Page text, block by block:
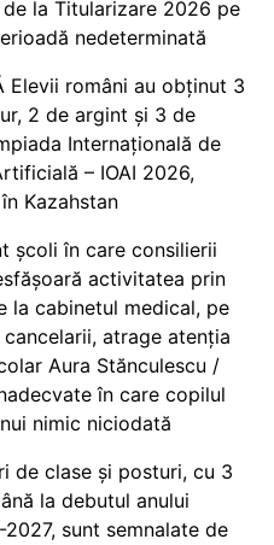
la Titularizare 2026 pe
nedeterminată
Elevii români au obținut 3
2 de argint și 3 de
Internațională de
– IOAI 2026,
Kazahstan
școli în care consilierii
activitatea prin
la cabinetul medical, pe
atrage atenția
Aura Stănculescu /
în care copilul
nimic niciodată
de clase și posturi, cu 3
la debutul anului
sunt semnalate de